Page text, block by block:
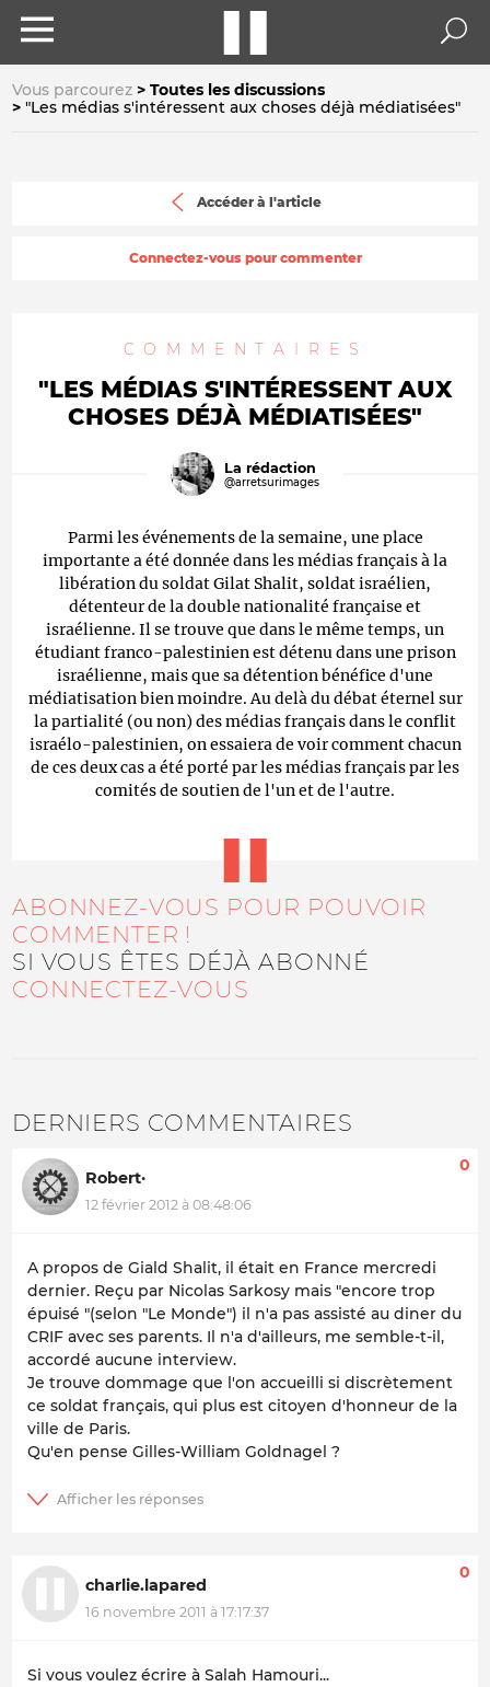
Vous parcourez
Toutes les discussions
"Les médias s'intéressent aux choses déjà médiatisées"
Accéder à l'article
Connectez-vous pour commenter
COMMENTAIRES
"LES MÉDIAS S'INTÉRESSENT AUX
CHOSES DÉJÀ MÉDIATISÉES"
La rédaction
@arretsurimages
Parmi les événements de la semaine, une place
importante a été donnée dans les médias français à la
libération du soldat Gilat Shalit, soldat israélien,
détenteur de la double nationalité française et
israélienne. Il se trouve que dans le même temps, un
étudiant franco-palestinien est détenu dans une prison
israélienne, mais que sa détention bénéfice d'une
médiatisation bien moindre. Au delà du débat éternel sur
la partialité (ou non) des médias français dans le conflit
israélo-palestinien, on essaiera de voir comment chacun
de ces deux cas a été porté par les médias français par les
comités de soutien de l'un et de l'autre.
ABONNEZ-VOUS POUR POUVOIR
COMMENTER !
SI VOUS ÊTES DÉJÀ ABONNÉ
CONNECTEZ-VOUS
DERNIERS COMMENTAIRES
Robert·
12 février 2012 à 08:48:06
0
A propos de Giald Shalit, il était en France mercredi
dernier. Reçu par Nicolas Sarkosy mais "encore trop
épuisé "(selon "Le Monde") il n'a pas assisté au diner du
CRIF avec ses parents. Il n'a d'ailleurs, me semble-t-il,
accordé aucune interview.
Je trouve dommage que l'on accueilli si discrètement
ce soldat français, qui plus est citoyen d'honneur de la
ville de Paris.
Qu'en pense Gilles-William Goldnagel ?
charlie.lapared
16 novembre 2011 à 17:17:37
0
Si vous voulez écrire à Salah Hamouri...